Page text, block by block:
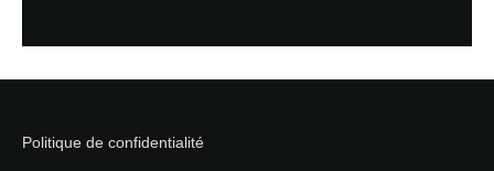
Politique de confidentialité